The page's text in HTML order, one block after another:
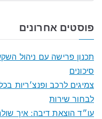
פוסטים אחרונים
תכנון פרישה עם ניהול
סיכונים
צמיגים לרכב ופנצ׳ריות
לבחור שירות
עו״ד הוצאת דיבה: איך